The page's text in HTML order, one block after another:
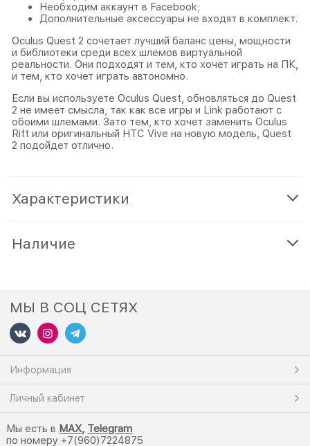
Необходим аккаунт в Facebook;
Дополнительные аксессуары не входят в комплект.
Oculus Quest 2 сочетает лучший баланс цены, мощности
и библиотеки среди всех шлемов виртуальной
реальности. Они подходят и тем, кто хочет играть на ПК,
и тем, кто хочет играть автономно.
Если вы используете Oculus Quest, обновляться до Quest
2 не имеет смысла, так как все игры и Link работают с
обоими шлемами. Зато тем, кто хочет заменить Oculus
Rift или оригинальный HTC Vive на новую модель, Quest
2 подойдет отлично.
Характеристики
Наличие
МЫ В СОЦ СЕТЯХ
Информация
Личный кабинет
Мы есть в MAX, Telegram
по номеру +7(960)7224875